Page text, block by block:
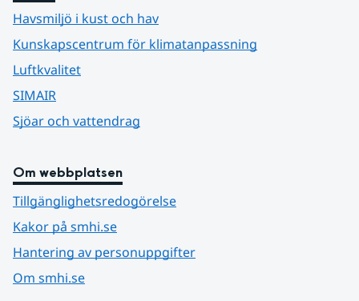
Havsmiljö i kust och hav
Kunskapscentrum för klimatanpassning
Luftkvalitet
SIMAIR
Sjöar och vattendrag
Om webbplatsen
Tillgänglighetsredogörelse
Kakor på smhi.se
Hantering av personuppgifter
Om smhi.se